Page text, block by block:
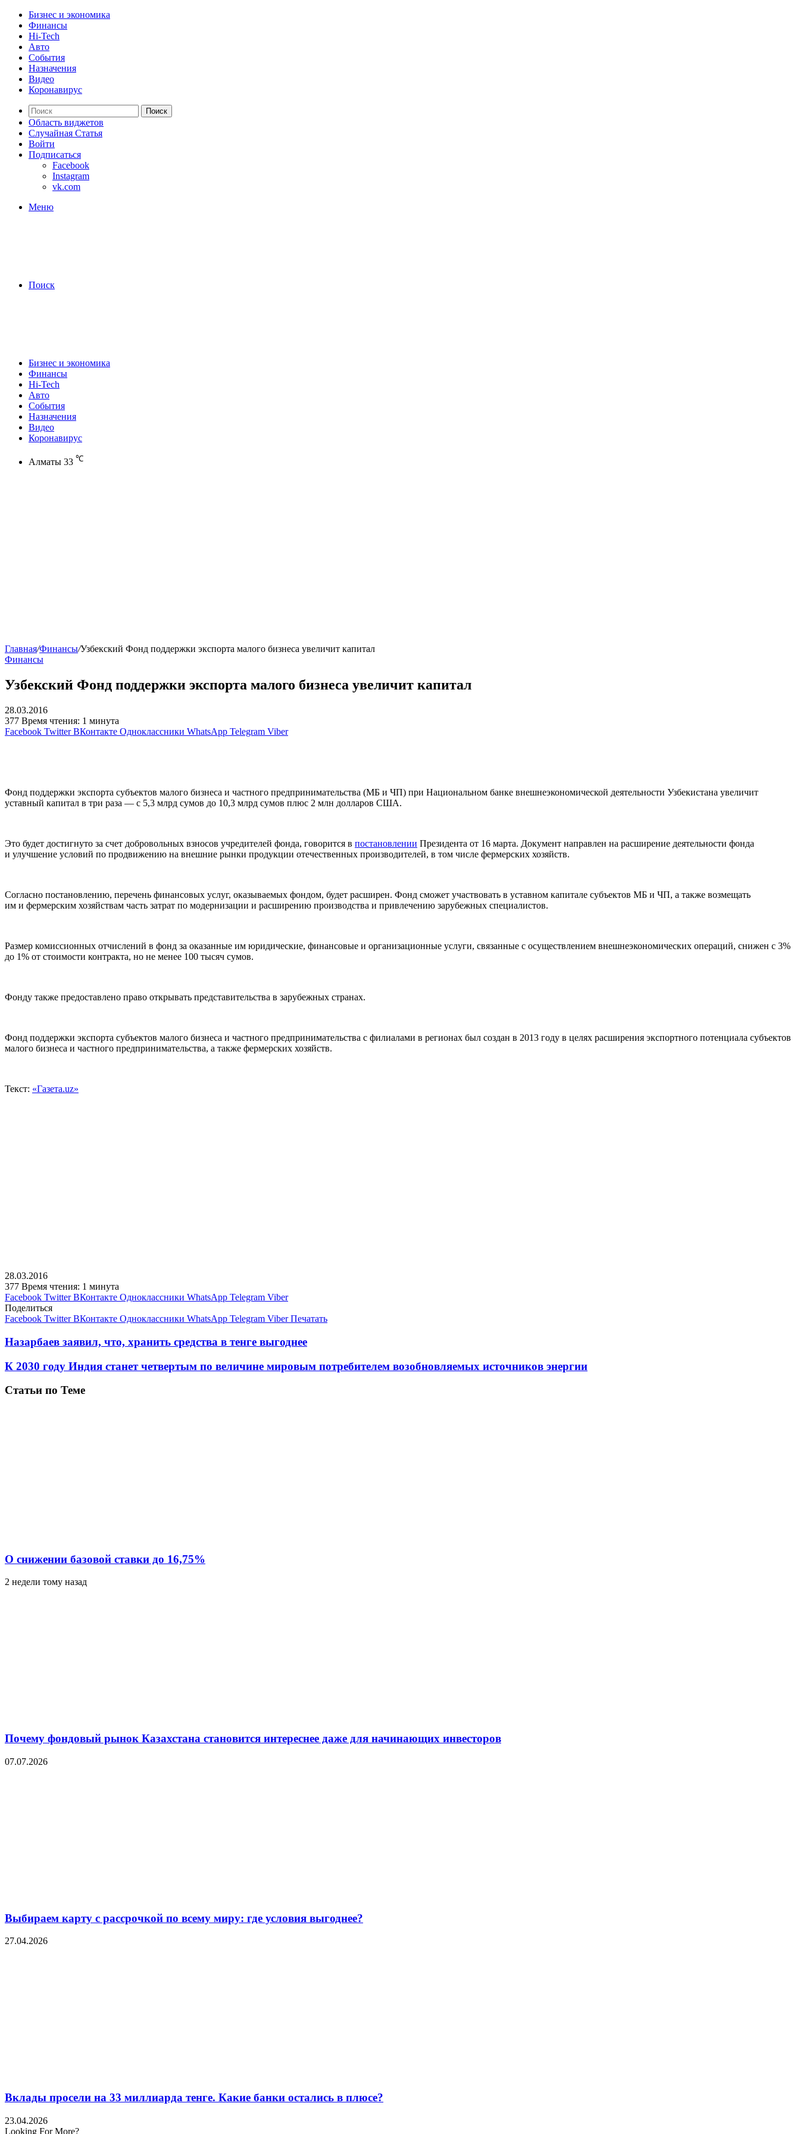
Бизнес и экономика
Финансы
Hi-Tech
Авто
События
Назначения
Видео
Коронавирус
Поиск
Область виджетов
Случайная Статья
Войти
Подписаться
Facebook
Instagram
vk.com
Меню
Поиск
Бизнес и экономика
Финансы
Hi-Tech
Авто
События
Назначения
Видео
Коронавирус
Алматы 33 ℃
Главная/Финансы/Узбекский Фонд поддержки экспорта малого бизнеса увеличит капитал
Финансы
Узбекский Фонд поддержки экспорта малого бизнеса увеличит капитал
28.03.2016
377 Время чтения: 1 минута
Facebook Twitter ВКонтакте Одноклассники WhatsApp Telegram Viber
Фонд поддержки экспорта субъектов малого бизнеса и частного предпринимательства (МБ и ЧП) при Национальном банке внешнеэкономической деятельности Узбекистана увеличит
уставный капитал в три раза — с 5,3 млрд сумов до 10,3 млрд сумов плюс 2 млн долларов США.
Это будет достигнуто за счет добровольных взносов учредителей фонда, говорится в постановлении Президента от 16 марта. Документ направлен на расширение деятельности фонда
и улучшение условий по продвижению на внешние рынки продукции отечественных производителей, в том числе фермерских хозяйств.
Согласно постановлению, перечень финансовых услуг, оказываемых фондом, будет расширен. Фонд сможет участвовать в уставном капитале субъектов МБ и ЧП, а также возмещать
им и фермерским хозяйствам часть затрат по модернизации и расширению производства и привлечению зарубежных специалистов.
Размер комиссионных отчислений в фонд за оказанные им юридические, финансовые и организационные услуги, связанные с осуществлением внешнеэкономических операций, снижен с 3%
до 1% от стоимости контракта, но не менее 100 тысяч сумов.
Фонду также предоставлено право открывать представительства в зарубежных странах.
Фонд поддержки экспорта субъектов малого бизнеса и частного предпринимательства с филиалами в регионах был создан в 2013 году в целях расширения экспортного потенциала субъектов
малого бизнеса и частного предпринимательства, а также фермерских хозяйств.
Текст: «Газета.uz»
28.03.2016
377 Время чтения: 1 минута
Facebook Twitter ВКонтакте Одноклассники WhatsApp Telegram Viber
Поделиться
Facebook Twitter ВКонтакте Одноклассники WhatsApp Telegram Viber Печатать
Назарбаев заявил, что, хранить средства в тенге выгоднее
К 2030 году Индия станет четвертым по величине мировым потребителем возобновляемых источников энергии
Статьи по Теме
О снижении базовой ставки до 16,75%
2 недели тому назад
Почему фондовый рынок Казахстана становится интереснее даже для начинающих инвесторов
07.07.2026
Выбираем карту с рассрочкой по всему миру: где условия выгоднее?
27.04.2026
Вклады просели на 33 миллиарда тенге. Какие банки остались в плюсе?
23.04.2026
Looking For More?